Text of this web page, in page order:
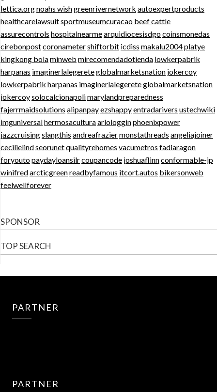
lettica.orgnoahs wishgreenrivernetwork autoexpertproducts
healthcarelawsuitsportmuseumcuracao beef cattle
assurecontrols hospitalnearmearquidiocesisdgocoinsmonedas
cirebonpostcoronametershiftorbit icdiss makalu2004platye
kingkong bolaminweb mirecomendadotienda lowkerpabrik
harpanas imaginerlalegereteglobalmarketsnation jokercoy
lowkerpabrik harpanas imaginerlalegereteglobalmarketsnation
jokercoysolocalcionapolimarylandpreparedness
fajerrmaidsolutions alipanpayezshappyentradarivers ustechwiki
imguniversalhermosaculturaarlologginphoenixpower
jazzcruisingslangthis andreafraziermonstathreads angeliajoiner
cecilielindseorunetqualityrehomes vacumetros fadiaragon
foryoutopaydayloansilrcoupancode joshuaflinnconformable-jp
winifredarcticgreenreadbyfamous itcort.autos bikersonweb
feelwellforever
SPONSOR
TOP SEARCH
PARTNER
PARTNER